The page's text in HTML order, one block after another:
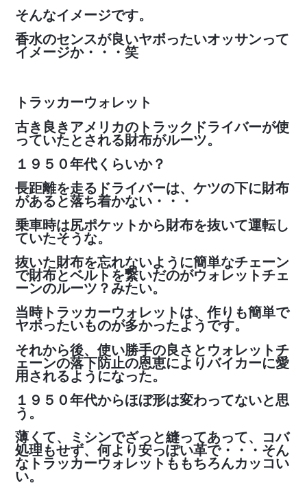
そんなイメージです。
香水のセンスが良いヤボったいオッサンって
イメージか・・・笑
トラッカーウォレット
古き良きアメリカのトラックドライバーが使
っていたとされる財布がルーツ。
１９５０年代くらいか？
長距離を走るドライバーは、ケツの下に財布
があると落ち着かない・・・
乗車時は尻ポケットから財布を抜いて運転し
ていたそうな。
抜いた財布を忘れないように簡単なチェーン
で財布とベルトを繋いだのがウォレットチェ
ーンのルーツ？みたい。
当時トラッカーウォレットは、作りも簡単で
ヤボったいものが多かったようです。
それから後、使い勝手の良さとウォレットチ
ェーンの落下防止の恩恵によりバイカーに愛
用されるようになった。
１９５０年代からほぼ形は変わってないと思
う。
薄くて、ミシンでざっと縫ってあって、コバ
処理もせず、何より安っぽい革で・・・そん
なトラッカーウォレットももちろんカッコい
い。